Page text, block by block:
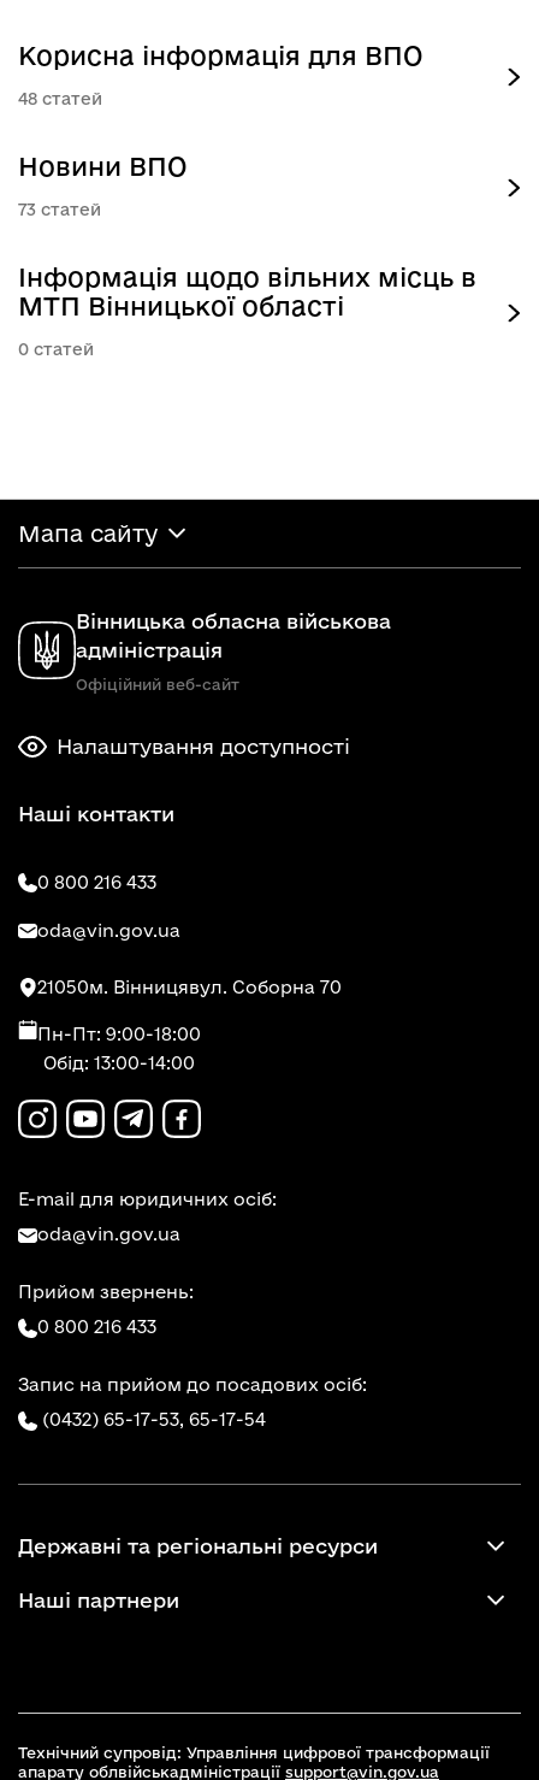
Корисна інформація для ВПО
48
Новини ВПО
73
Інформація щодо вільних місць в
МТП Вінницької області
0
Мапа сайту
Вінницька обласна військова
адміністрація
Офіційний веб-сайт
Налаштування доступності
Наші контакти
0 800 216 433
oda@vin.gov.ua
21050м. Вінницявул. Соборна 70
Пн-Пт: 9:00-18:00
Обід: 13:00-14:00
E-mail для юридичних осіб:
oda@vin.gov.ua
Прийом звернень:
0 800 216 433
Запис на прийом до посадових осіб:
(0432) 65-17-53, 65-17-54
Державні та регіональні ресурси
Наші партнери
Технічний супровід: Управління цифрової трансформації
апарату облвійськадміністрації support@vin.gov.ua